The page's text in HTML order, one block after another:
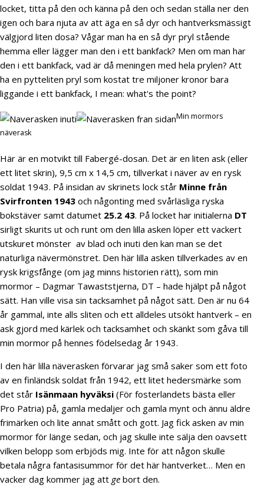
locket, titta på den och känna på den och sedan ställa ner den
igen och bara njuta av att äga en så dyr och hantverksmässigt
välgjord liten dosa? Vågar man ha en så dyr pryl stående
hemma eller lägger man den i ett bankfack? Men om man har
den i ett bankfack, vad är då meningen med hela prylen? Att
ha en pytteliten pryl som kostat tre miljoner kronor bara
liggande i ett bankfack, I mean: what's the point?
Min mormors
näverask
Här är en motvikt till Fabergé-dosan. Det är en liten ask (eller
ett litet skrin), 9,5 cm x 14,5 cm, tillverkat i näver av en rysk
soldat 1943. På insidan av skrinets lock står Minne från
Svirfronten 1943 och någonting med svårläsliga ryska
bokstäver samt datumet 25.2 43. På locket har initialerna DT
sirligt skurits ut och runt om den lilla asken löper ett vackert
utskuret mönster av blad och inuti den kan man se det
naturliga nävermönstret. Den här lilla asken tillverkades av en
rysk krigsfånge (om jag minns historien rätt), som min
mormor – Dagmar Tawaststjerna, DT – hade hjälpt på något
sätt. Han ville visa sin tacksamhet på något sätt. Den är nu 64
år gammal, inte alls sliten och ett alldeles utsökt hantverk – en
ask gjord med kärlek och tacksamhet och skänkt som gåva till
min mormor på hennes födelsedag år 1943.
I den här lilla näverasken förvarar jag små saker som ett foto
av en finländsk soldat från 1942, ett litet hedersmärke som
det står Isänmaan hyväksi (För fosterlandets bästa eller
Pro Patria) på, gamla medaljer och gamla mynt och ännu äldre
frimärken och lite annat smått och gott. Jag fick asken av min
mormor för länge sedan, och jag skulle inte sälja den oavsett
vilken belopp som erbjöds mig. Inte för att någon skulle
betala några fantasisummor för det här hantverket… Men en
vacker dag kommer jag att ge bort den.